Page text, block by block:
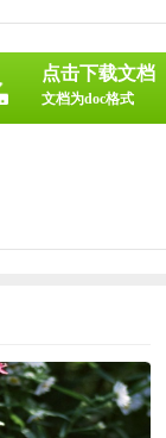
点击下载文档
文档为doc格式